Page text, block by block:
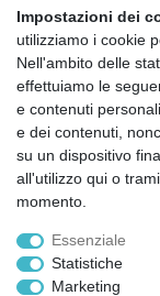
Notizie sui
Montessori.
Informazioni
in qualsiasi momento.
Impostazioni dei
utilizziamo i cookie
Nell'ambito delle
effettuiamo le
e contenuti
e dei contenuti,
su un dispositivo
all'utilizzo qui o
momento.
Essenziale
Statistiche
Marketing